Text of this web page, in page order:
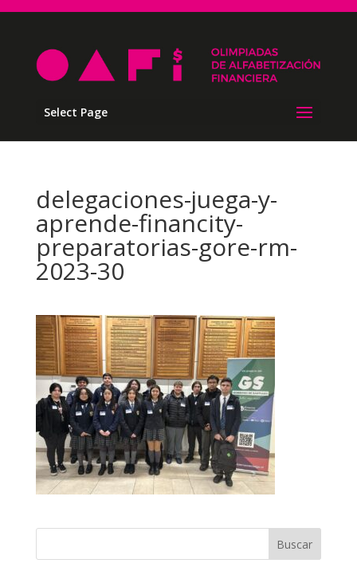
Select Page
delegaciones-juega-y-
aprende-financity-
preparatorias-gore-rm-
2023-30